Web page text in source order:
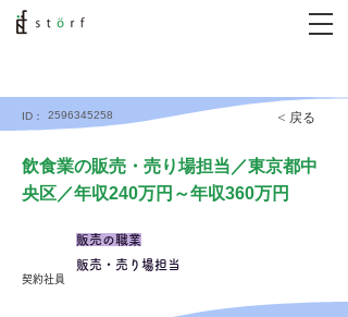
ID： 2596345258 < 戻る
飲食業の販売・売り場担当／東京都中
央区／年収240万円～年収360万円
契約社員
販売の職業
販売・売り場担当